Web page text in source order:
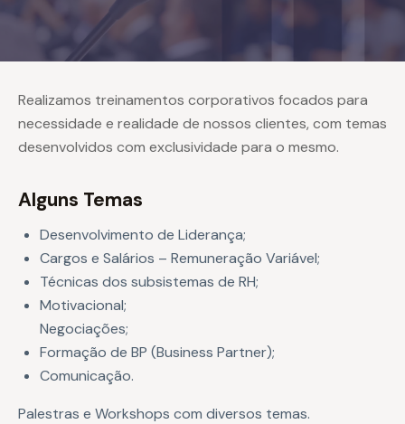
Realizamos treinamentos corporativos focados para
necessidade e realidade de nossos clientes, com temas
desenvolvidos com exclusividade para o mesmo.
Alguns Temas
Desenvolvimento de Liderança;
Cargos e Salários – Remuneração Variável;
Técnicas dos subsistemas de RH;
Motivacional;
Negociações;
Formação de BP (Business Partner);
Comunicação.
Palestras e Workshops com diversos temas.